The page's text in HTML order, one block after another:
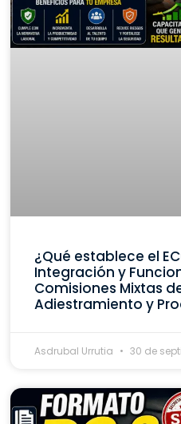
¿Qué establece el
Integración y
Comisiones Mixtas
Adiestramiento y
Asdrubal Urrutia 30 de